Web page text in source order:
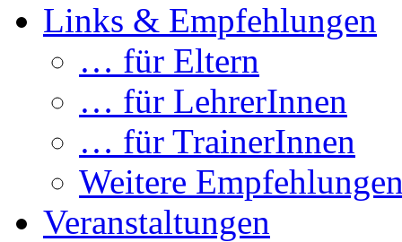
Links & Empfehlungen
… für Eltern
… für LehrerInnen
… für TrainerInnen
Weitere
Veranstaltungen